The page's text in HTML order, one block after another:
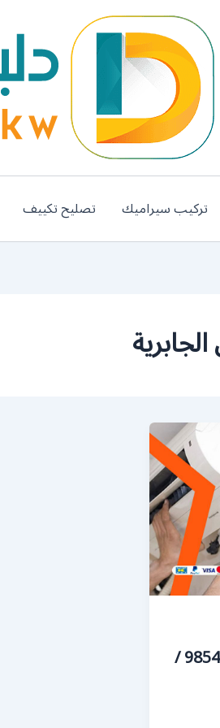
تركيب سيراميك تصليح تكييف
رقم صيانة تكييف الجابرية / 98548488 /